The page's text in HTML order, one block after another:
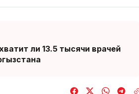
ли 13.5 тысячи врачей